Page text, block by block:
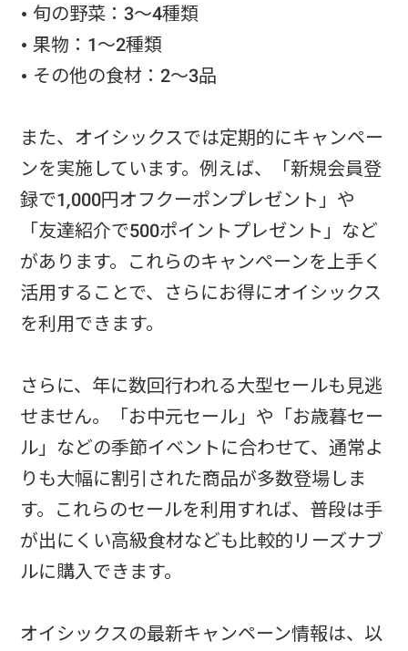
• 旬の野菜：3～4種類
• 果物：1～2種類
• その他の食材：2～3品
また、オイシックスでは定期的にキャンペー
ンを実施しています。例えば、「新規会員登
録で1,000円オフクーポンプレゼント」や
「友達紹介で500ポイントプレゼント」など
があります。これらのキャンペーンを上手く
活用することで、さらにお得にオイシックス
を利用できます。
さらに、年に数回行われる大型セールも見逃
せません。「お中元セール」や「お歳暮セー
ル」などの季節イベントに合わせて、通常よ
りも大幅に割引された商品が多数登場しま
す。これらのセールを利用すれば、普段は手
が出にくい高級食材なども比較的リーズナブ
ルに購入できます。
オイシックスの最新キャンペーン情報は、以